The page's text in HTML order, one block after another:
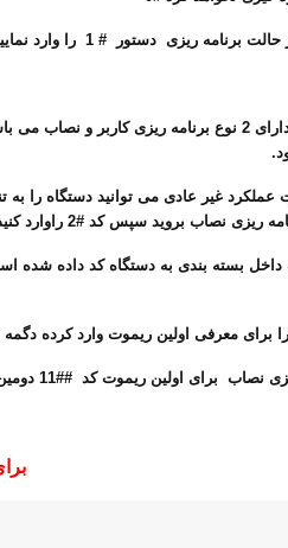
وارد نمایید، رمز کاربر مجددا 0000می شود.
غیر عادی می توانید دستگاه را به
شنیدن صدای بیب کوتاه ، دستگاه به حالت تنظیمات کارخانه بر می گردد.
داخل بسته بندی به دستگاه کد داده شده
حذف پنجمین ریموت وارد کنید. جهت حذف کلیه ریموته به یکباره کد ##19 را وارد نمایید.